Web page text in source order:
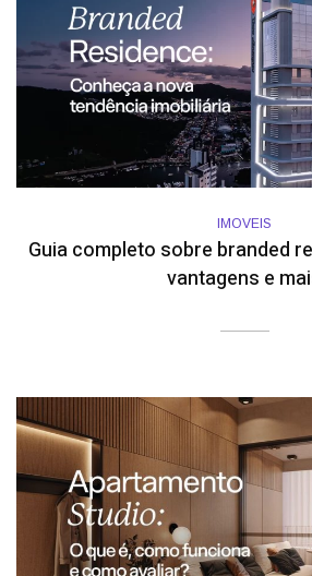
IMOVEIS
Guia completo sobre branded
vantagens e